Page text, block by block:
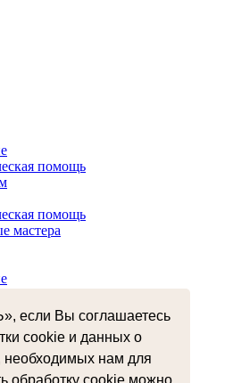
если Вы соглашаетесь
cookie и данных о
необходимых нам для
обработку cookie можно
помощь
помощь
мастера